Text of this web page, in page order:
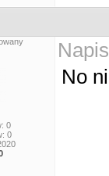
0
0
No